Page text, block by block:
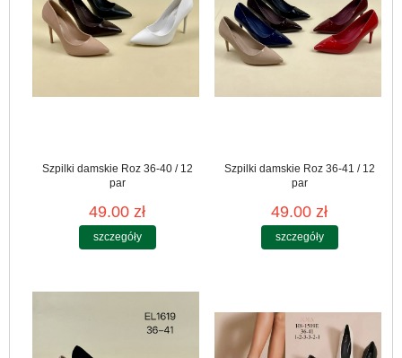
Szpilki damskie Roz 36-40 / 12
par
49.00 zł
szczegóły
Szpilki damskie Roz 36-41 / 12
par
49.00 zł
szczegóły